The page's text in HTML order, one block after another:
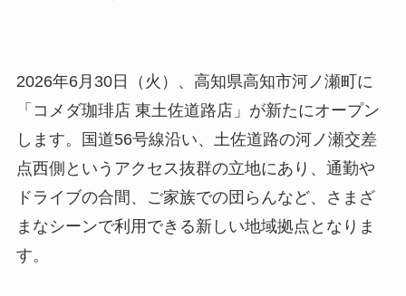
2026年6月30日（火）、高知県高知市河ノ瀬町に
「コメダ珈琲店 東土佐道路店」が新たにオープン
します。国道56号線沿い、土佐道路の河ノ瀬交差
点西側というアクセス抜群の立地にあり、通勤や
ドライブの合間、ご家族での団らんなど、さまざ
まなシーンで利用できる新しい地域拠点となりま
す。